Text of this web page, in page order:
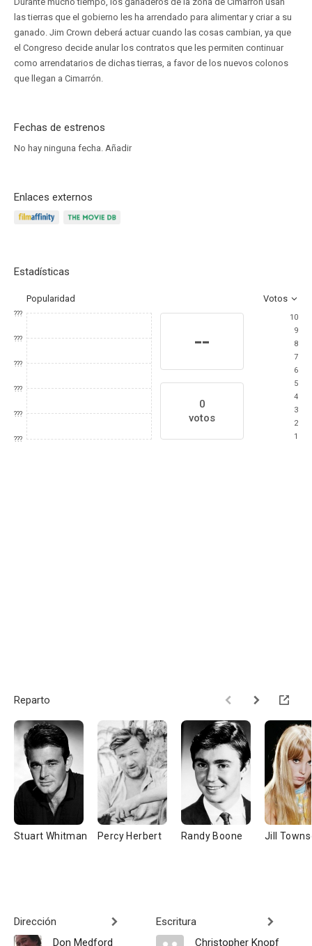
las tierras que el gobierno les ha arrendado para alimentar y criar a su
ganado. Jim Crown deberá actuar cuando las cosas cambian, ya que
el Congreso decide anular los contratos que les permiten continuar
como arrendatarios de dichas tierras, a favor de los nuevos colonos
que llegan a Cimarrón.
Fechas de estrenos
No hay ninguna fecha. Añadir
Enlaces externos
Estadísticas
Popularidad Votos
???
???
???
???
???
???
--
0
votos
10
9
8
7
6
5
4
3
2
1
Reparto
Stuart Whitman Percy Herbert Randy Boone Jill
Dirección
Don Medford
Escritura
Christopher Knopf